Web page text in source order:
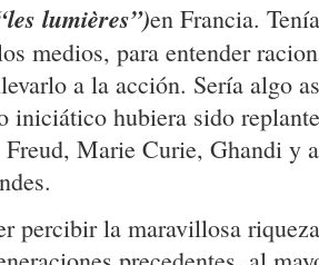
lumières”)en Francia.
medios, para entender
a la acción. Sería algo
iniciático hubiera sido
Marie Curie, Ghandi y
percibir la maravillosa